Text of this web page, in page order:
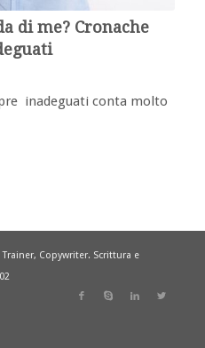
di me? Cronache
inadeguati conta molto
Copywriter. Scrittura e